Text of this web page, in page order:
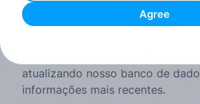
Agree
Não podemos saber se o
funciona com todos os novos
atualizando nosso banco de
informações mais recentes.